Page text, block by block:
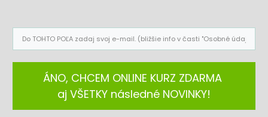
ÁNO, CHCEM ONLINE KURZ ZDARMA
aj VŠETKY následné NOVINKY!